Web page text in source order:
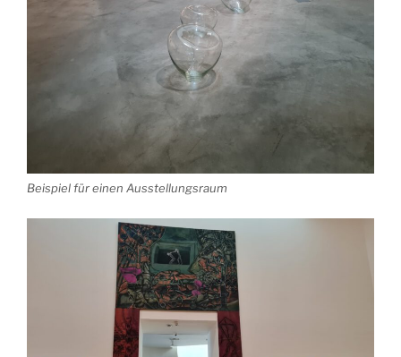
Beispiel für einen Ausstellungsraum